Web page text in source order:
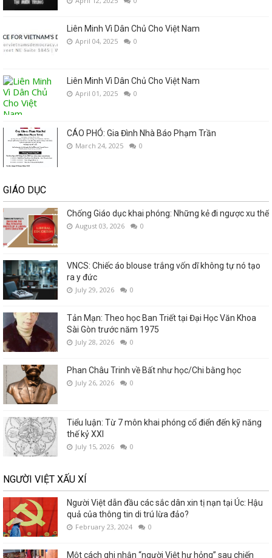
Liên Minh Vì Dân Chủ Cho Việt Nam
April 04, 2025 0
Liên Minh Vì Dân Chủ Cho Việt Nam
April 01, 2025 0
CÁO PHÓ: Gia Đình Nhà Báo Phạm Trần
March 24, 2025 0
GIÁO DỤC
Chống Giáo dục khai phóng: Những kẻ đi ngược xu thế
August 03, 2026 0
VNCS: Chiếc áo blouse trắng vốn dĩ không tự nó tạo
ra y đức
July 29, 2026 0
Tản Mạn: Theo học Ban Triết tại Đại Học Văn Khoa
Sài Gòn trước năm 1975
July 28, 2026 0
Phan Châu Trinh về Bất như học/Chi bằng học
July 26, 2026 0
Tiểu luận: Từ 7 môn khai phóng cổ điển đến kỹ năng
thế kỷ XXI
July 15, 2026 0
NGƯỜI VIỆT XẤU XÍ
Người Việt dẫn đầu các sắc dân xin tị nạn tại Úc: Hậu
quả của thông tin di trú lừa đảo?
February 23, 2024 0
Một cách ghi nhận “người Việt hư hỏng” sau chiến